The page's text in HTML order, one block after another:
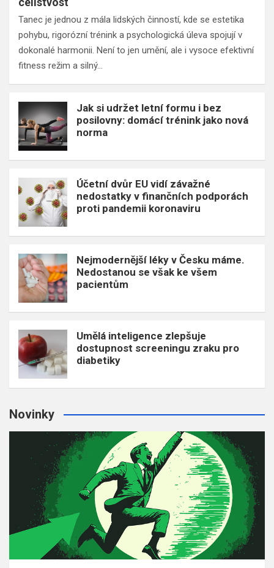
Tanec je jednou z mála lidských činností, kde se estetika
pohybu, rigorózní trénink a psychologická úleva spojují v
dokonalé harmonii. Není to jen umění, ale i vysoce efektivní
fitness režim a silný…
Jak si udržet letní formu i bez
posilovny: domácí trénink jako nová
norma
Účetní dvůr EU vidí závažné
nedostatky v finančních podporách
proti pandemii koronaviru
Nejmodernější léky v Česku máme.
Nedostanou se však ke všem
pacientům
Umělá inteligence zlepšuje
dostupnost screeningu zraku pro
diabetiky
Novinky